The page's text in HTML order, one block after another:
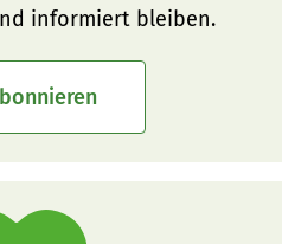
informiert bleiben.